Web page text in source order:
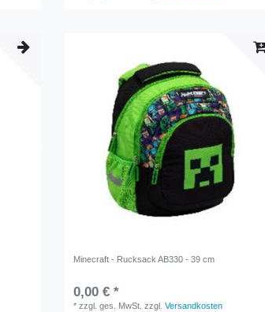
Minecraft - Rucksack AB330 - 39 cm
0,00 € *
*zzgl. ges. MwSt. zzgl.Versandkosten